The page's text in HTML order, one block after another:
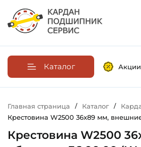
Каталог Акции
Главная страница / Каталог /
Крестовина W2500 36х89 мм,
Крестовина W2500